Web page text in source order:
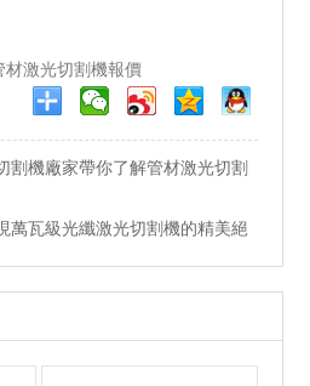
材激光切割機報價
割機廠家帶你了解管材激光切割
萬瓦級光纖激光切割機的精美絕